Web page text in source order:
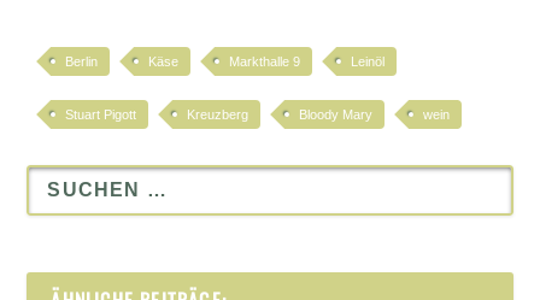
Berlin Käse Markthalle 9 Leinöl
Stuart Pigott Kreuzberg Bloody Mary wein